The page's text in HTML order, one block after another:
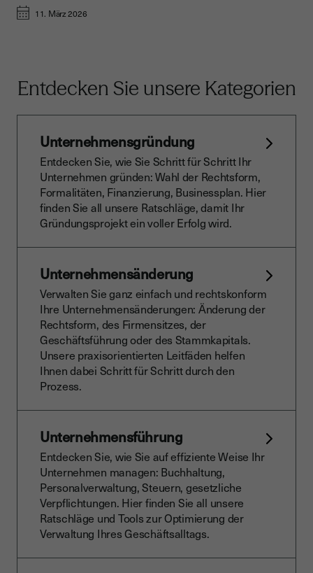
11. März 2026
Entdecken Sie unsere Kategorien
Unternehmensgründung
Entdecken Sie, wie Sie Schritt für Schritt Ihr
Unternehmen gründen: Wahl der Rechtsform,
Formalitäten, Finanzierung, Businessplan. Hier
finden Sie all unsere Ratschläge, damit Ihr
Gründungsprojekt ein voller Erfolg wird.
Unternehmensänderung
Verwalten Sie ganz einfach und rechtskonform
Ihre Unternehmensänderungen: Änderung der
Rechtsform, des Firmensitzes, der
Geschäftsführung oder des Stammkapitals.
Unsere praxisorientierten Leitfäden helfen
Ihnen dabei Schritt für Schritt durch den
Prozess.
Unternehmensführung
Entdecken Sie, wie Sie auf effiziente Weise Ihr
Unternehmen managen: Buchhaltung,
Personalverwaltung, Steuern, gesetzliche
Verpflichtungen. Hier finden Sie all unsere
Ratschläge und Tools zur Optimierung der
Verwaltung Ihres Geschäftsalltags.